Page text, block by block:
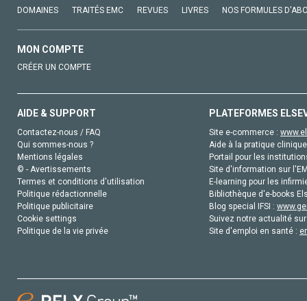
DOMAINES TRAITÉS EMC REVUES LIVRES NOS FORMULES
MON COMPTE
CRÉER UN COMPTE
AIDE & SUPPORT
Contactez-nous / FAQ
Qui sommes-nous ?
Mentions légales
© - Avertissements
Termes et conditions d'utilisation
Politique rédactionnelle
Politique publicitaire
Cookie settings
Politique de la vie privée
PLATEFORMES
Site e-commerce :
Aide à la pratique
Portail pour les
Site d'information sur
E-learning pour les
Bibliothèque d'e-books
Blog special IFSI :
Suivez notre actualité
Site d'emploi en santé :